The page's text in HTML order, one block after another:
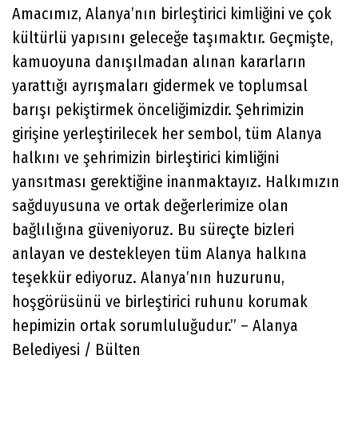
Amacımız, Alanya’nın birleştirici kimliğini ve çok
kültürlü yapısını geleceğe taşımaktır. Geçmişte,
kamuoyuna danışılmadan alınan kararların
yarattığı ayrışmaları gidermek ve toplumsal
barışı pekiştirmek önceliğimizdir. Şehrimizin
girişine yerleştirilecek her sembol, tüm Alanya
halkını ve şehrimizin birleştirici kimliğini
yansıtması gerektiğine inanmaktayız. Halkımızın
sağduyusuna ve ortak değerlerimize olan
bağlılığına güveniyoruz. Bu süreçte bizleri
anlayan ve destekleyen tüm Alanya halkına
teşekkür ediyoruz. Alanya’nın huzurunu,
hoşgörüsünü ve birleştirici ruhunu korumak
hepimizin ortak sorumluluğudur.” – Alanya
Belediyesi / Bülten